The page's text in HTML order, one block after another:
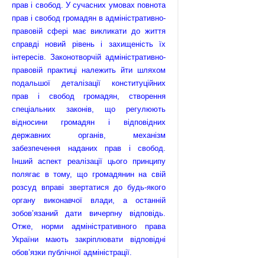
прав і свобод. У сучасних умовах повнота
прав і свобод громадян в адміністративно-
правовій сфері має викликати до життя
справді новий рівень і захищеність їх
інтересів. Законотворчій адміністративно-
правовій практиці належить йти шляхом
подальшої деталізації конституційних
прав і свобод громадян, створення
спеціальних законів, що регулюють
відносини громадян і відповідних
державних органів, механізм
забезпечення наданих прав і свобод.
Інший аспект реалізації цього принципу
полягає в тому, що громадянин на свій
розсуд вправі звертатися до будь-якого
органу виконавчої влади, а останній
зобов’язаний дати вичерпну відповідь.
Отже, норми адміністративного права
України мають закріплю­вати відповідні
обов’язки публічної адміністрації.